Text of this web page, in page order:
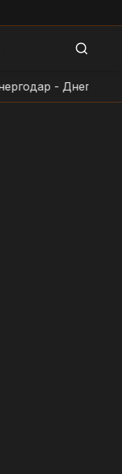
- Днепровка -